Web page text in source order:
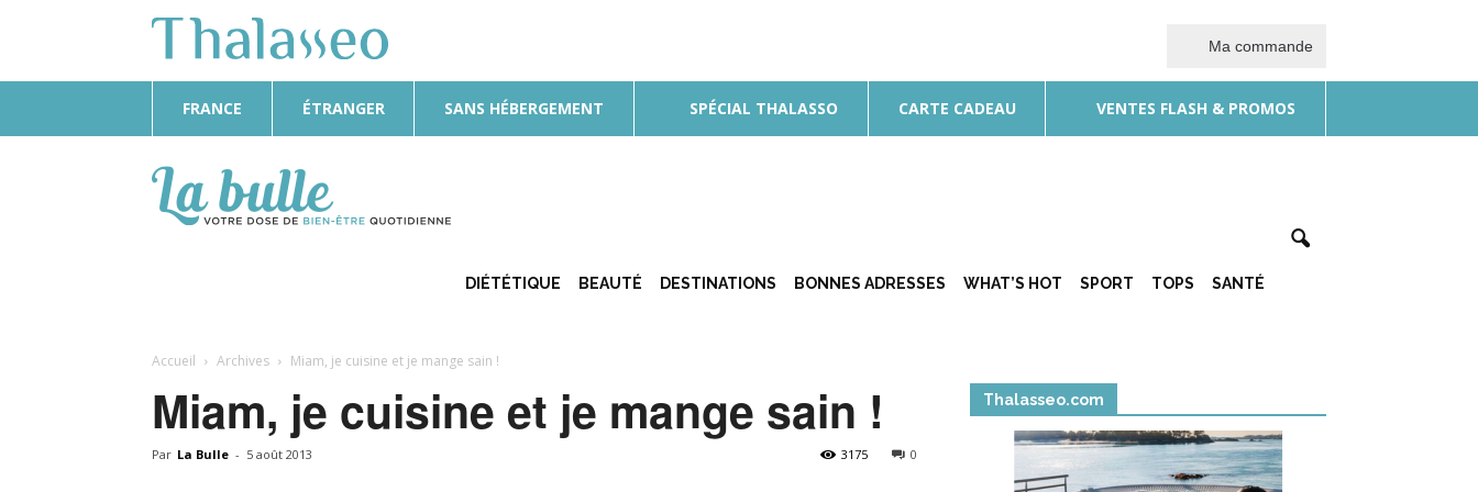
Ma commande
FRANCE ÉTRANGER SANS HÉBERGEMENT SPÉCIAL THALASSO CARTE CADEAU VENTES FLASH & PROMOS
Bulle
DIÉTÉTIQUE BEAUTÉ DESTINATIONS BONNES ADRESSES WHAT’S HOT SPORT TOPS SANTÉ
Accueil Archives Miam, je cuisine et je mange sain !
Miam, je cuisine et je mange sain !
Par La Bulle - 5 août 2013 0
3175
Thalasseo.com